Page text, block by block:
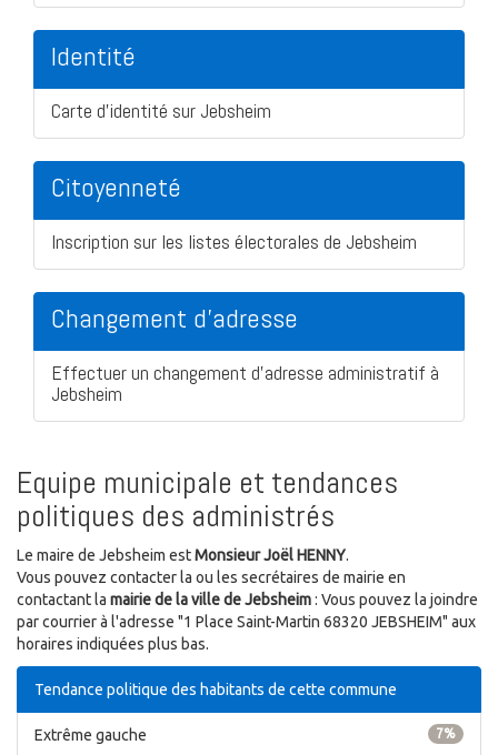
Identité
Carte d'identité sur Jebsheim
Citoyenneté
Inscription sur les listes électorales de Jebsheim
Changement d'adresse
Effectuer un changement d'adresse administratif à
Jebsheim
Equipe municipale et tendances
politiques des administrés
Le maire de Jebsheim estMonsieur Joël HENNY.
Vous pouvez contacter la ou les secrétaires de mairie en
contactant la mairie de la ville de Jebsheim: Vous pouvez la joindre
par courrier à l'adresse "1 Place Saint-Martin 68320 JEBSHEIM" aux
horaires indiquées plus bas.
Tendance politique des habitants de cette commune
7%
Extrême gauche